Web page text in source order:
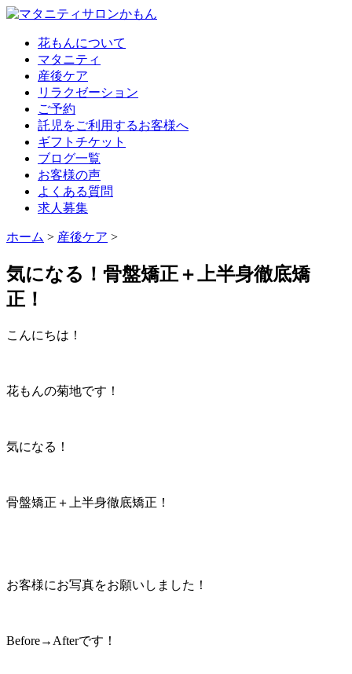
花もんについて
マタニティ
産後ケア
リラクゼーション
ご予約
託児をご利用するお客様へ
ギフトチケット
ブログ一覧
お客様の声
よくある質問
求人募集
ホーム > 産後ケア >
気になる！骨盤矯正＋上半身徹底矯
正！
こんにちは！
花もんの菊地です！
気になる！
骨盤矯正＋上半身徹底矯正！
お客様にお写真をお願いしました！
Before→Afterです！